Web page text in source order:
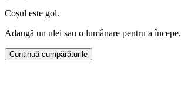
Coșul este gol.
Adaugă un ulei sau o lumânare pentru a începe.
Continuă cumpărăturile